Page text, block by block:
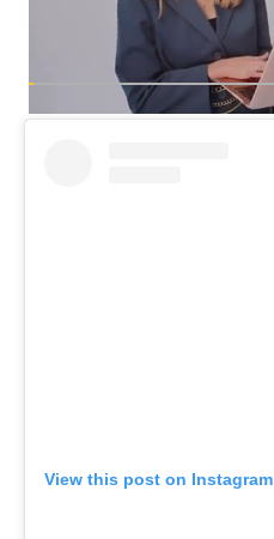
View this post on Instagram